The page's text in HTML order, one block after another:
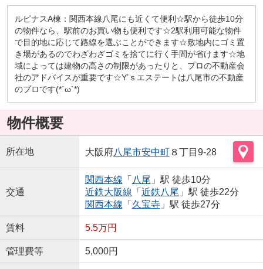
ルピナスA棟：関西本線八尾にも近くて便利☆駅から徒歩10分
の物件なら、駅前のお買い物も便利です☆2駅利用可能な物件
で目的地に応じて路線を選ぶことができます☆敷地内にゴミ置
き場があるのでわざわざゴミを捨てに行く手間が省けます☆地
域によっては建物の高さの制限があったりと、プロの不動産会
社のアドバイスが重要です☆Y’ｓエステートは八尾市の不動産
のプロです(*´ω`*)
物件概要
所在地 大阪府八尾市安中町８丁目9-28
交通
関西本線 「 八尾 」駅 徒歩10分
近鉄大阪線 「 近鉄八尾 」駅 徒歩22分
関西本線 「 久宝寺」駅 徒歩27分
賃料 5.5万円
管理費等 5,000円